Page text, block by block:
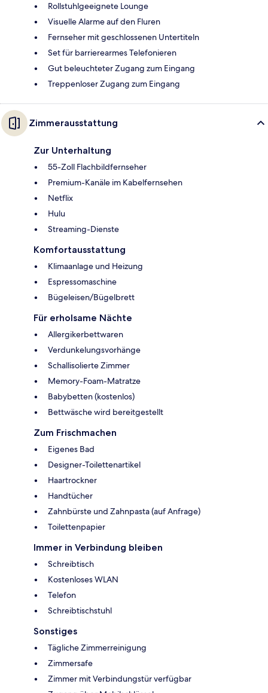
Rollstuhlgeeignete Lounge
Visuelle Alarme auf den Fluren
Fernseher mit geschlossenen Untertiteln
Set für barrierearmes Telefonieren
Gut beleuchteter Zugang zum Eingang
Treppenloser Zugang zum Eingang
Zimmerausstattung
Zur Unterhaltung
55-Zoll Flachbildfernseher
Premium-Kanäle im Kabelfernsehen
Netflix
Hulu
Streaming-Dienste
Komfortausstattung
Klimaanlage und Heizung
Espressomaschine
Bügeleisen/Bügelbrett
Für erholsame Nächte
Allergikerbettwaren
Verdunkelungsvorhänge
Schallisolierte Zimmer
Memory-Foam-Matratze
Babybetten (kostenlos)
Bettwäsche wird bereitgestellt
Zum Frischmachen
Eigenes Bad
Designer-Toilettenartikel
Haartrockner
Handtücher
Zahnbürste und Zahnpasta (auf Anfrage)
Toilettenpapier
Immer in Verbindung bleiben
Schreibtisch
Kostenloses WLAN
Telefon
Schreibtischstuhl
Sonstiges
Tägliche Zimmerreinigung
Zimmersafe
Zimmer mit Verbindungstür verfügbar